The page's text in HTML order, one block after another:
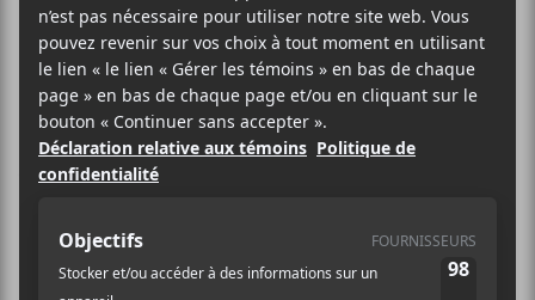
Ça y est, le FME dévoile sa
programmation 2021! On y retrouve
un mélange d’artistes québécois et
canadiens qui viendront charmer les
Noranda.